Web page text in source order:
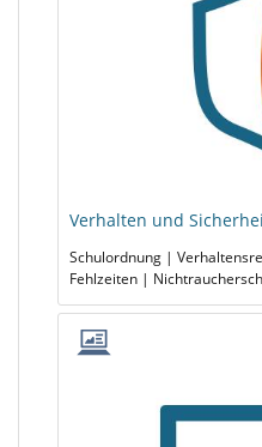
Verhalten und
Schulordnung |
Fehlzeiten |